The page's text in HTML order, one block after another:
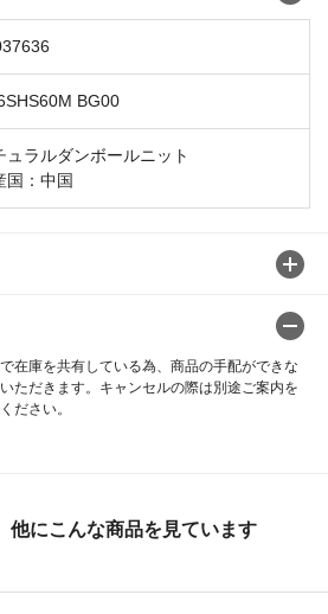
BG00
ュラルダンボールニット
国：中国
在庫を共有している為、商品の手配ができな
ただきます。キャンセルの際は別途ご案内を
ださい。
他にこんな商品を見ています